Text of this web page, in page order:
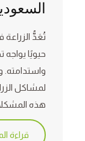
تُعَدُّ
حيويًا يواجه
واستدامته.
لمشاكل
هذه
قراءة